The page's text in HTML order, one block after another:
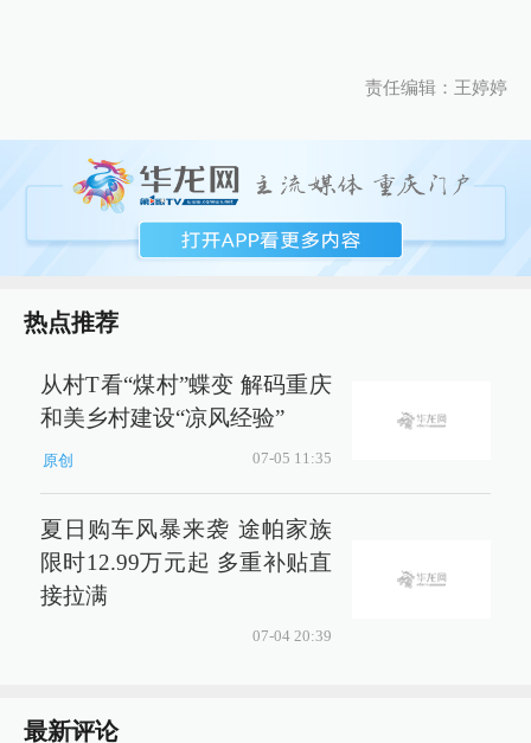
责任编辑：王婷婷
热点推荐
从村T看“煤村”蝶变 解码重庆
和美乡村建设“凉风经验”
原创 07-05 11:35
夏日购车风暴来袭 途帕家族
限时12.99万元起 多重补贴直
接拉满
07-04 20:39
最新评论